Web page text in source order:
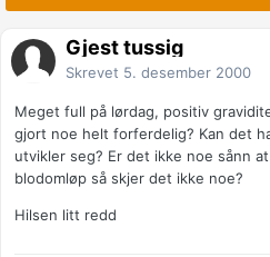
Gjest tussig
Skrevet 5. desember 2000
Meget full på lørdag, positiv
gjort noe helt forferdelig? Kan det
utvikler seg? Er det ikke noe sånn
blodomløp så skjer det ikke noe?
Hilsen litt redd